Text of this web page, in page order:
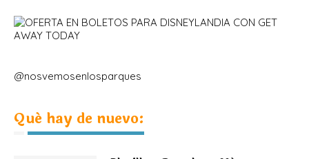
@nosvemosenlosparques
Qué hay de nuevo: